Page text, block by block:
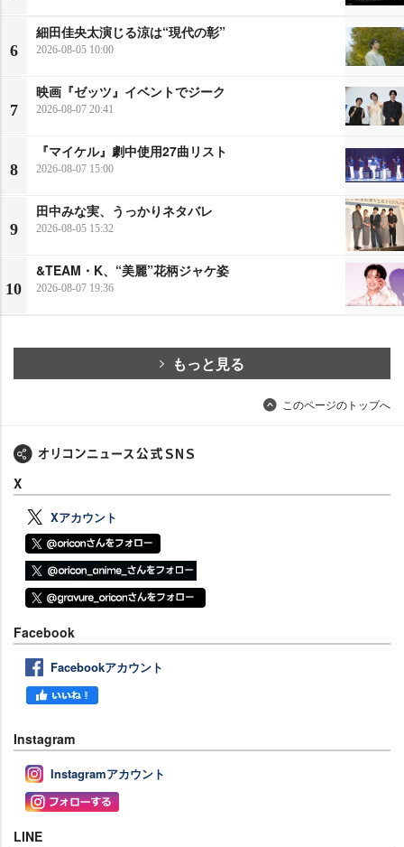
6
細田佳央太演じる涼は“現代の彰”
2026-08-05 10:00
7
映画『ゼッツ』イベントでジーク
2026-08-07 20:41
8
『マイケル』劇中使用27曲リスト
2026-08-07 15:00
9
田中みな実、うっかりネタバレ
2026-08-05 15:32
10
&TEAM・K、“美麗”花柄ジャケ姿
2026-08-07 19:36
もっと見る
このページのトップへ
X
Xアカウント
Facebook
Facebookアカウント
Instagram
Instagramアカウント
LINE